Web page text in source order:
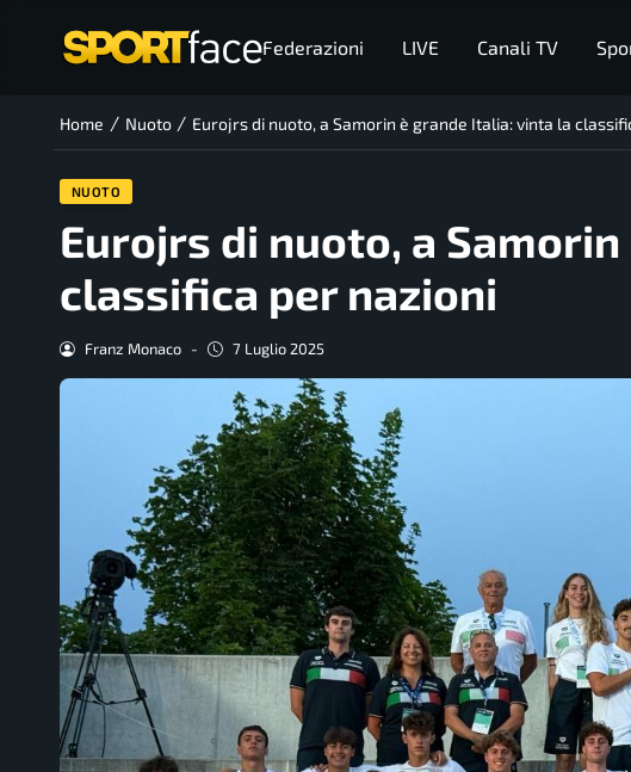
Federazioni LIVE Canali TV
Home / Nuoto / Eurojrs di nuoto, a Samorin è grande Italia: vinta la
NUOTO
Eurojrs di nuoto, a
classifica per nazioni
Franz Monaco - 7 Luglio 2025